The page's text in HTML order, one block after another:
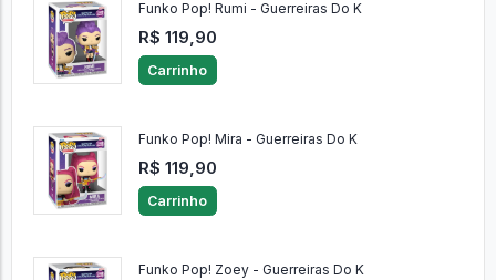
Funko Pop! Rumi - Guerreiras Do K
R$ 119,90
Carrinho
Funko Pop! Mira - Guerreiras Do K
R$ 119,90
Carrinho
Funko Pop! Zoey - Guerreiras Do K